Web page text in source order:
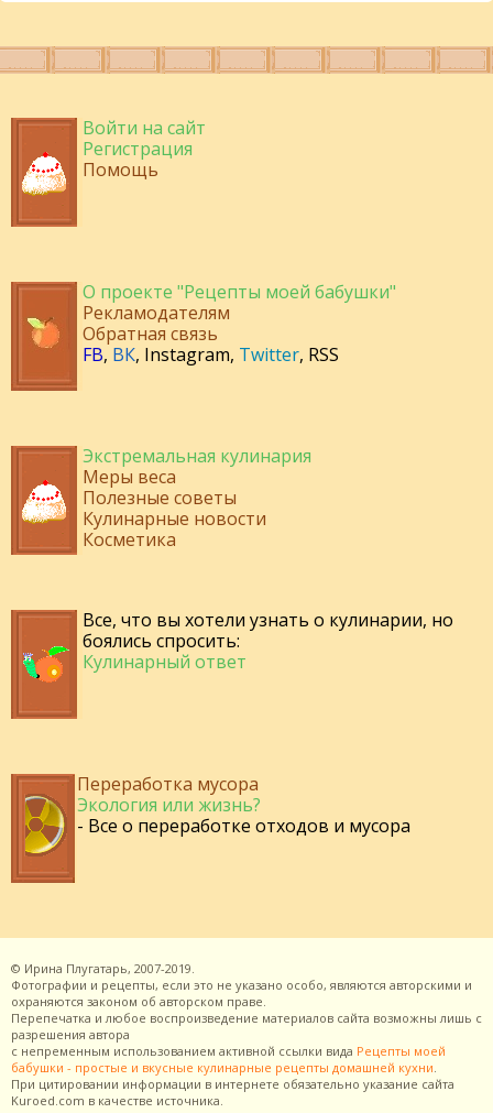
Войти на сайт
Регистрация
Помощь
О проекте "Рецепты моей бабушки"
Рекламодателям
Обратная связь
FB, ВК, Instagram, Twitter, RSS
Экстремальная кулинария
Меры веса
Полезные советы
Кулинарные новости
Косметика
Все, что вы хотели узнать о кулинарии, но
боялись спросить:
Кулинарный ответ
Переработка мусора
Экология или жизнь?
- Все о переработке отходов и мусора
© Ирина Плугатарь, 2007-2019.
Фотографии и рецепты, если это не указано особо, являются авторскими и
охраняются законом об авторском праве.
Перепечатка и любое воспроизведение материалов сайта возможны лишь с
разрешения автора
с непременным использованием активной ссылки вида Рецепты моей
бабушки - простые и вкусные кулинарные рецепты домашней кухни.
При цитировании информации в интернете обязательно указание сайта
Kuroed.com в качестве источника.